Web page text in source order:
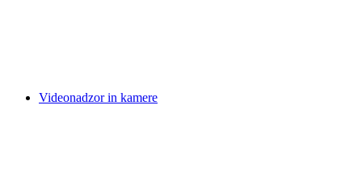
Videonadzor in kamere